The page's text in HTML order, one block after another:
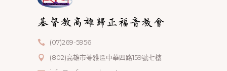
(07)269-5956
(802)高雄市苓雅區中華四路159號七樓